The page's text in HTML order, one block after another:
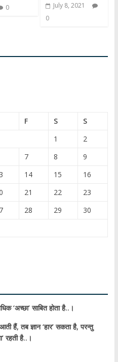
0
July 8, 2021
0
F S
S
1
2
7 8
9
14 15
16
21 22
23
28 29
30
‘अच्छा’ साबित होता है..।
आती हैं,तब ज्ञान ‘हार’ सकता है,परन्तु
रहती है..।